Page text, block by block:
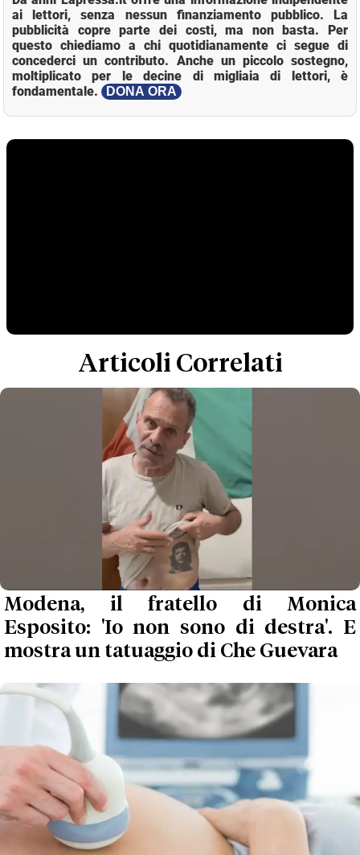
ai lettori, senza nessun finanziamento pubblico. La
pubblicità copre parte dei costi, ma non basta. Per
questo chiediamo a chi quotidianamente ci segue di
concederci un contributo. Anche un piccolo sostegno,
moltiplicato per le decine di migliaia di lettori, è
fondamentale.
DONA ORA
Articoli Correlati
Modena, il fratello di Monica
Esposito: 'Io non sono di destra'. E
mostra un tatuaggio di Che Guevara